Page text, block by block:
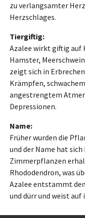
zu verlangsamter
Herzschlages.
Tiergiftig:
Azalee wirkt giftig auf
Hamster,
zeigt sich in
Krämpfen,
angestrengtem
Depressionen.
Name:
Früher wurden die
und der Name hat
Zimmerpflanzen
Rhododendron, was
Azalee entstammt
und dürr und weist